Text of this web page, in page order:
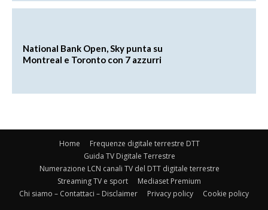
National Bank Open, Sky punta su
Montreal e Toronto con 7 azzurri
Home
Frequenze digitale terrestre DTT
Guida TV Digitale Terrestre
Numerazione LCN canali TV del DTT digitale terrestre
Streaming TV e sport
Mediaset Premium
Chi siamo – Contattaci – Disclaimer
Privacy policy Cookie policy